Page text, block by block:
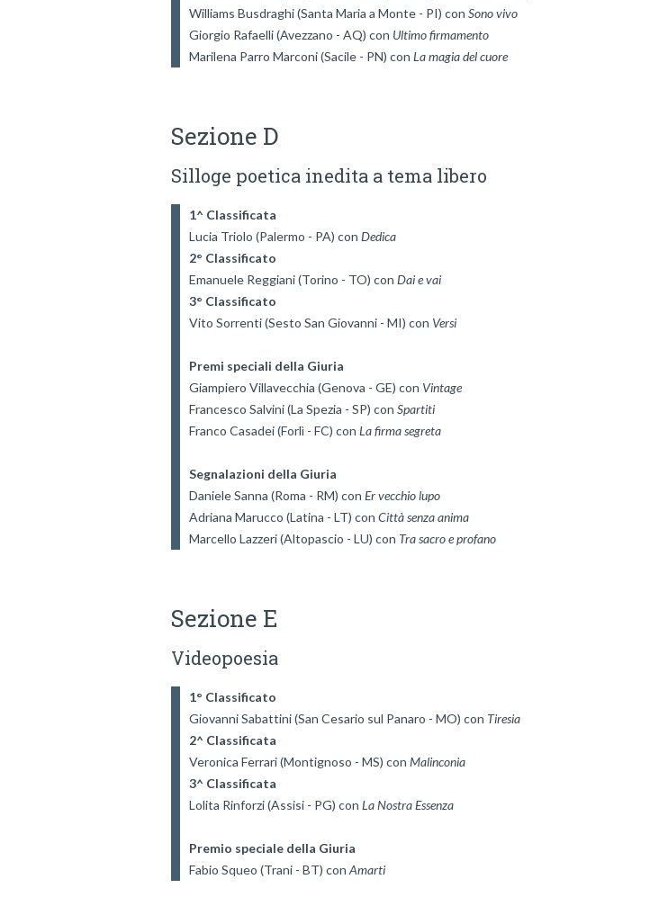
Williams Busdraghi (Santa Maria a Monte - PI) con Sono vivo
Giorgio Rafaelli (Avezzano - AQ) con Ultimo firmamento
Marilena Parro Marconi (Sacile - PN) con La magia del cuore
Sezione D
Silloge poetica inedita a tema libero
1^ Classificata
Lucia Triolo (Palermo - PA) con
2° Classificato
Emanuele Reggiani (Torino - TO) con Dai e vai
3° Classificato
Vito Sorrenti (Sesto San Giovanni - MI) con
Premi speciali della Giuria
Giampiero Villavecchia (Genova - GE) con Vintage
Francesco Salvini (La Spezia - SP) con
Franco Casadei (Forlì - FC) con
Segnalazioni della Giuria
Daniele Sanna (Roma - RM) con Er vecchio lupo
Adriana Marucco (Latina - LT) con Città senza anima
Marcello Lazzeri (Altopascio - LU) con Tra sacro e profano
Sezione E
Videopoesia
1° Classificato
Giovanni Sabattini (San Cesario sul Panaro - MO) con
2^ Classificata
Veronica Ferrari (Montignoso - MS) con Malinconia
3^ Classificata
Lolita Rinforzi (Assisi - PG) con
Premio speciale della Giuria
Fabio Squeo (Trani - BT) con